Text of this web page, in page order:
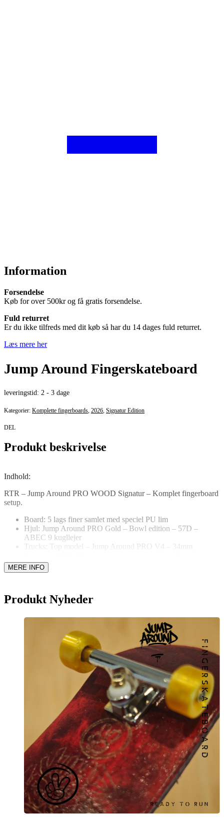
Information
Forsendelse
Køb for over 500kr og få gratis forsendelse.
Fuld returret
Er du ikke tilfreds med dit køb så har du 14 dages fuld returret.
Læs mere her
Jump Around Fingerskateboard
leveringstid: 2 - 3 dage
Kategorier: Komplette fingerboards, 2026, Signatur Edition
DEL
Produkt beskrivelse
Indhold:
RTR – Jump Around PRO WOOD Signatur – Komplet fingerboard
setup.
Board: 5 lags finer samlet med speciel PU lim
Hjul: Jump Around PRO Gold – Bowl edition – 57D –
ABEC 9 kugllejer
Trucks: Top model – Jump Around PRO V4 – 34mm
værktøj
Størrelse: 34mm x 99mm – Radical concave
Produkt Nyheder